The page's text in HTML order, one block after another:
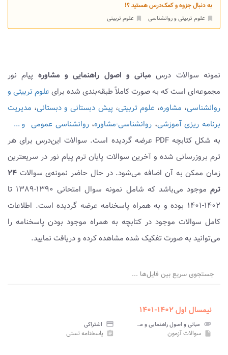
به دنبال جزوه و کمک‌درس هستید ؟!
علوم تربیتی و روانشناسی علوم تربیتی
نمونه سوالات درس مبانی و اصول راهنمایی و مشاوره پیام نور
مجموعه‌ای است که به صورت کاملاً طبقه‌بندی شده برای علوم تربیتی و
روانشناسی، مشاوره، علوم تربیتی، پیش دبستانی و دبستانی، مدیریت
برنامه ریزی آموزشی، روانشناسی-مشاوره،روانشناسی عمومی و ...
به شکل کتابچه PDF عرضه گردیده است. سوالات این‌درس برای هر
ترم بروزرسانی شده و آخرین سوالات پایان ترم پیام نور در سریعترین
زمان ممکن به آن اضافه می‌شود. در حال حاضر نمونه‌ی سوالات ۲۴
ترم
موجود می‌باشد که شامل نمونه سوال امتحانی ۱۳۹۰-۱۳۸۹ تا
۱۴۰۲-۱۴۰۱ بوده و به همراه پاسخنامه عرضه گردیده است. اطلاعات
کامل سوالات موجود در کتابچه به همراه موجود بودن پاسخنامه را
می‌توانید به صورت تفکیک شده مشاهده کرده و دریافت نمایید.
جستجوی سریع بین فایل‌ها ...
نیمسال اول ۱۴۰۲-۱۴۰۱
attachment مبانی و اصول راهنمایی و مشاوره پیام نور credit_card اشتراکی
insert_drive_file سوالات آزمون assignment پاسخنامه تستی